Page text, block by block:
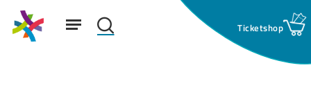
Skip
mainSuchfeld: search
Menu